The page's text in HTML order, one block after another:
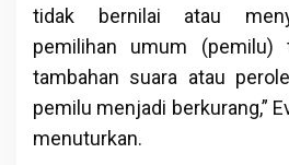
tidak bernilai atau
pemilihan umum (pemilu)
tambahan suara atau
pemilu menjadi berkurang,”
menuturkan.